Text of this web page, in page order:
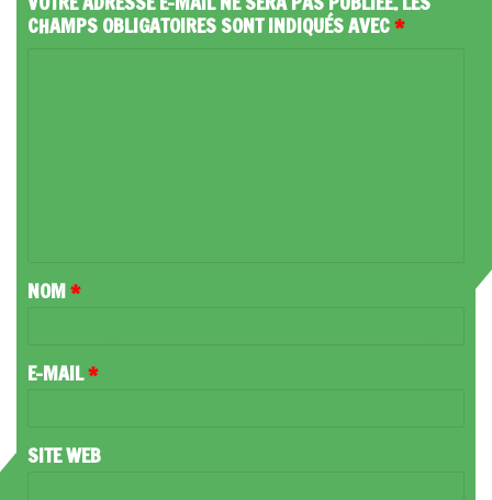
CHAMPS OBLIGATOIRES SONT INDIQUÉS AVEC*
A
R
NOM*
E-MAIL*
SITE WEB